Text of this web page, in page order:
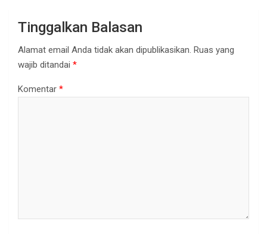
Tinggalkan Balasan
Alamat email Anda tidak akan dipublikasikan. Ruas yang
wajib ditandai *
Komentar *